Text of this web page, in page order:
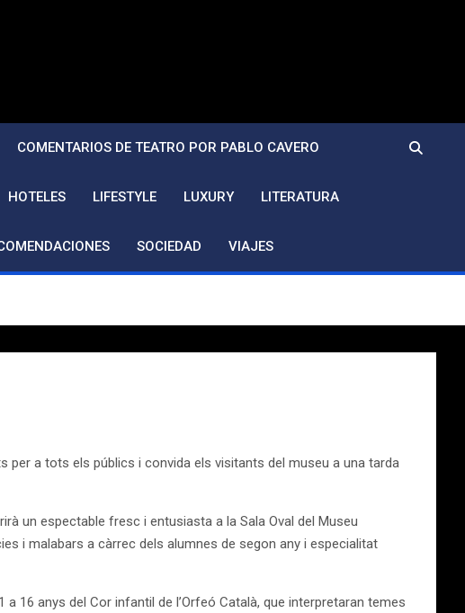
COMENTARIOS DE TEATRO POR PABLO CAVERO
HOTELES LIFESTYLE LUXURY LITERATURA
SOCIEDAD VIAJES
per a tots els públics i convida els visitants del museu a una tarda
un espectable fresc i entusiasta a la Sala Oval del Museu
i malabars a càrrec dels alumnes de segon any i especialitat
16 anys del Cor infantil de l’Orfeó Català, que interpretaran temes